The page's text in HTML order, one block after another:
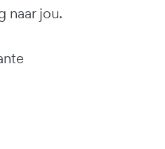
naar jou.